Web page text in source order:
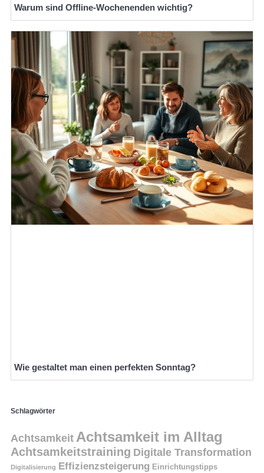
Warum sind Offline-Wochenenden wichtig?
Wie gestaltet man einen perfekten Sonntag?
Schlagwörter
Achtsamkeit Achtsamkeit im Alltag
Achtsamkeitstraining Digitale Transformation
Digitalisierung Effizienzsteigerung Einrichtungstipps